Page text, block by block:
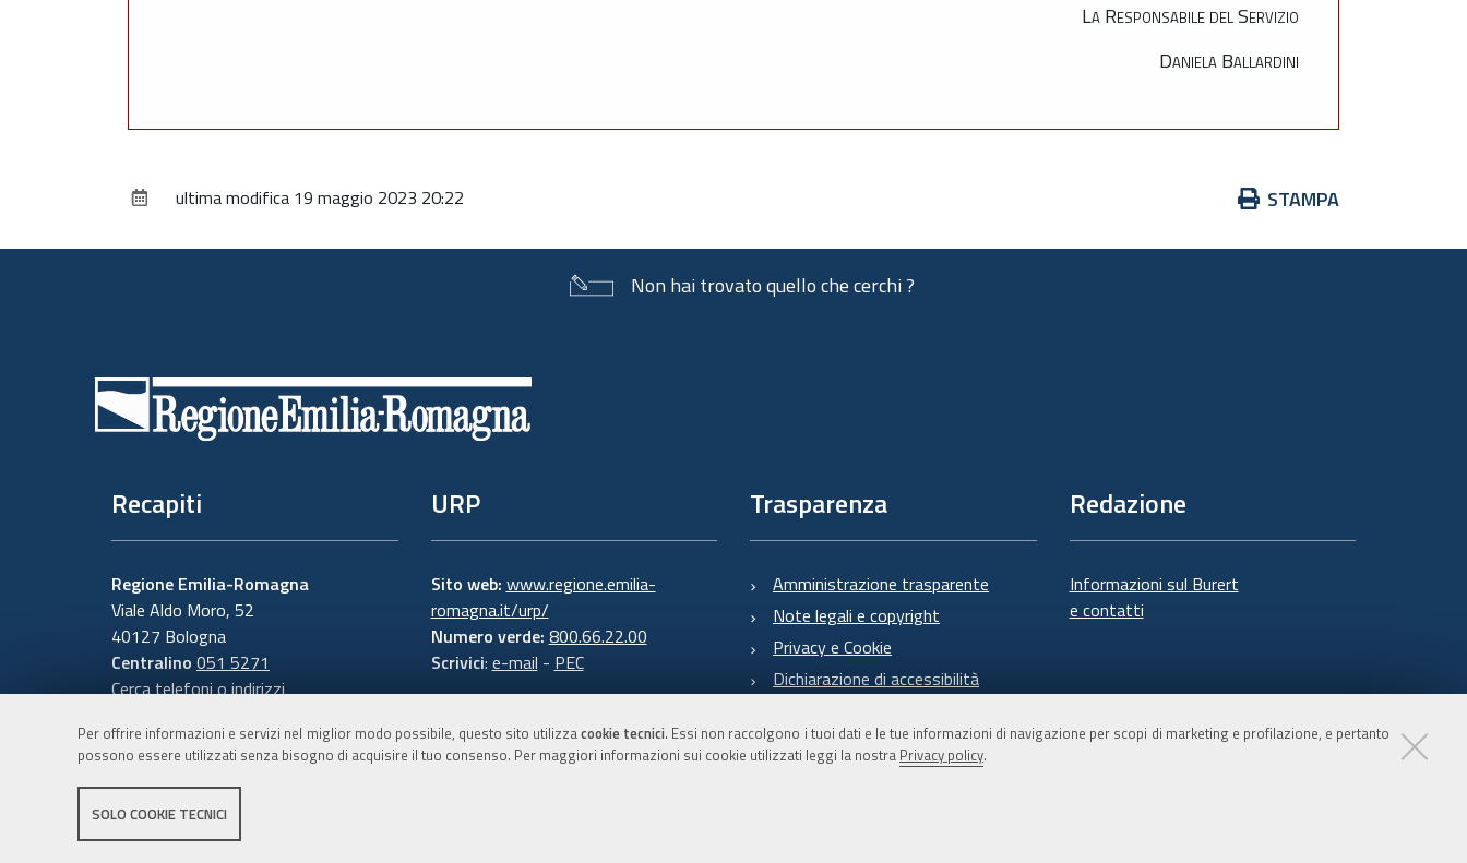
Per offrire informazioni e servizi nel miglior modo possibile, questo sito utilizzacookie tecnici. Essi non raccolgono i tuoi dati e le tue informazioni di navigazione per scopi di marketing e profilazione, e pertanto
possono essere utilizzati senza bisogno di acquisire il tuo consenso. Per maggiori informazioni sui cookie utilizzati leggi la nostra Privacy policy.
SOLO COOKIE TECNICI
La Responsabile del Servizio
Daniela Ballardini
Azioni
documento
STAMPA
ultima modifica 19 maggio 2023 20:22
Non hai trovato quello che cerchi ?
Recapiti
Regione Emilia-Romagna
Viale Aldo Moro, 52
40127 Bologna
Centralino 051 5271
Cerca telefoni o indirizzi
URP
Sito web: www.regione.emilia-
romagna.it/urp/
Numero verde: 800.66.22.00
Scrivici: e-mail - PEC
Trasparenza
Amministrazione trasparente
Note legali e copyright
Privacy e Cookie
Dichiarazione di accessibilità
Redazione
Informazioni sul Burert
e contatti